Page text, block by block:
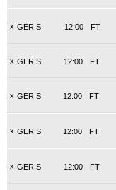
x GER S FT
12:00
x GER S FT
12:00
x GER S FT
12:00
x GER S FT
12:00
x GER S FT
12:00